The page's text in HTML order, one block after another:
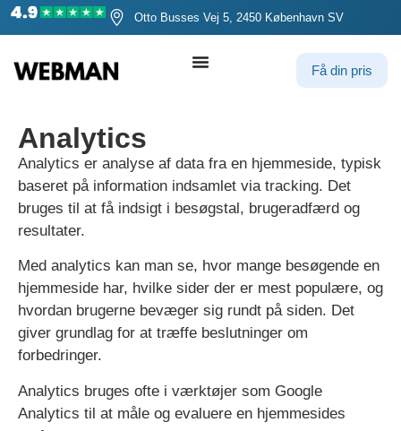
Otto Busses Vej 5, 2450 København SV
Få din pris
Analytics
Analytics er analyse af data fra en hjemmeside, typisk
baseret på information indsamlet via tracking. Det
bruges til at få indsigt i besøgstal, brugeradfærd og
resultater.
Med analytics kan man se, hvor mange besøgende en
hjemmeside har, hvilke sider der er mest populære, og
hvordan brugerne bevæger sig rundt på siden. Det
giver grundlag for at træffe beslutninger om
forbedringer.
Analytics bruges ofte i værktøjer som Google
Analytics til at måle og evaluere en hjemmesides